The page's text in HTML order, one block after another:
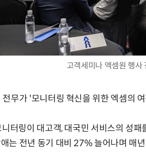
고객세미나 엑셈원 행사
전무가 '모니터링 혁신을 위한 엑셈의
터링이 대고객, 대국민 서비스의 성
는 전년 동기 대비 27% 늘어나며 매